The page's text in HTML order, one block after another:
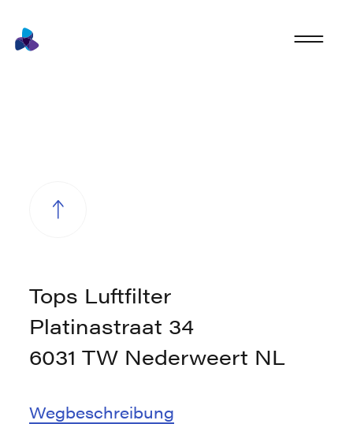
Tops Luftfilter
Platinastraat 34
6031 TW Nederweert NL
Wegbeschreibung